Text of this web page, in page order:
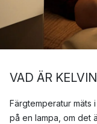
VAD ÄR
Färgtemperatur mäts
på en lampa, om det